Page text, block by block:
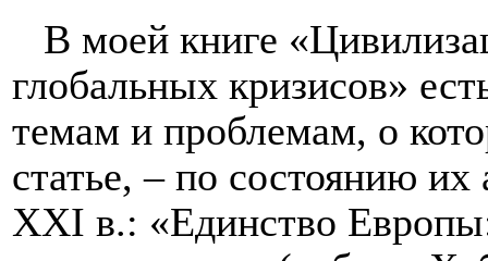
В моей книге
глобальных кризисов»
темам и проблемам, о
статье, – по состоянию
XXI в.: «Единство